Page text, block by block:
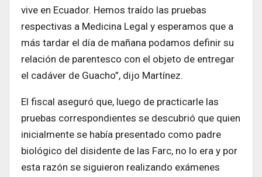
vive en Ecuador. Hemos traído las pruebas
respectivas a Medicina Legal y esperamos que a
más tardar el día de mañana podamos definir su
relación de parentesco con el objeto de entregar
el cadáver de Guacho”, dijo Martínez.
El fiscal aseguró que, luego de practicarle las
pruebas correspondientes se descubrió que quien
inicialmente se había presentado como padre
biológico del disidente de las Farc, no lo era y por
esta razón se siguieron realizando exámenes